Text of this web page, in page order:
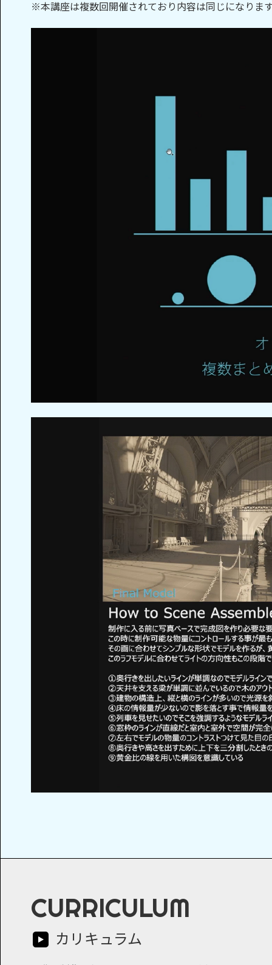
※本講座は複数回開催されており内容は同じになりま
CURRICULUM
カリキュラム